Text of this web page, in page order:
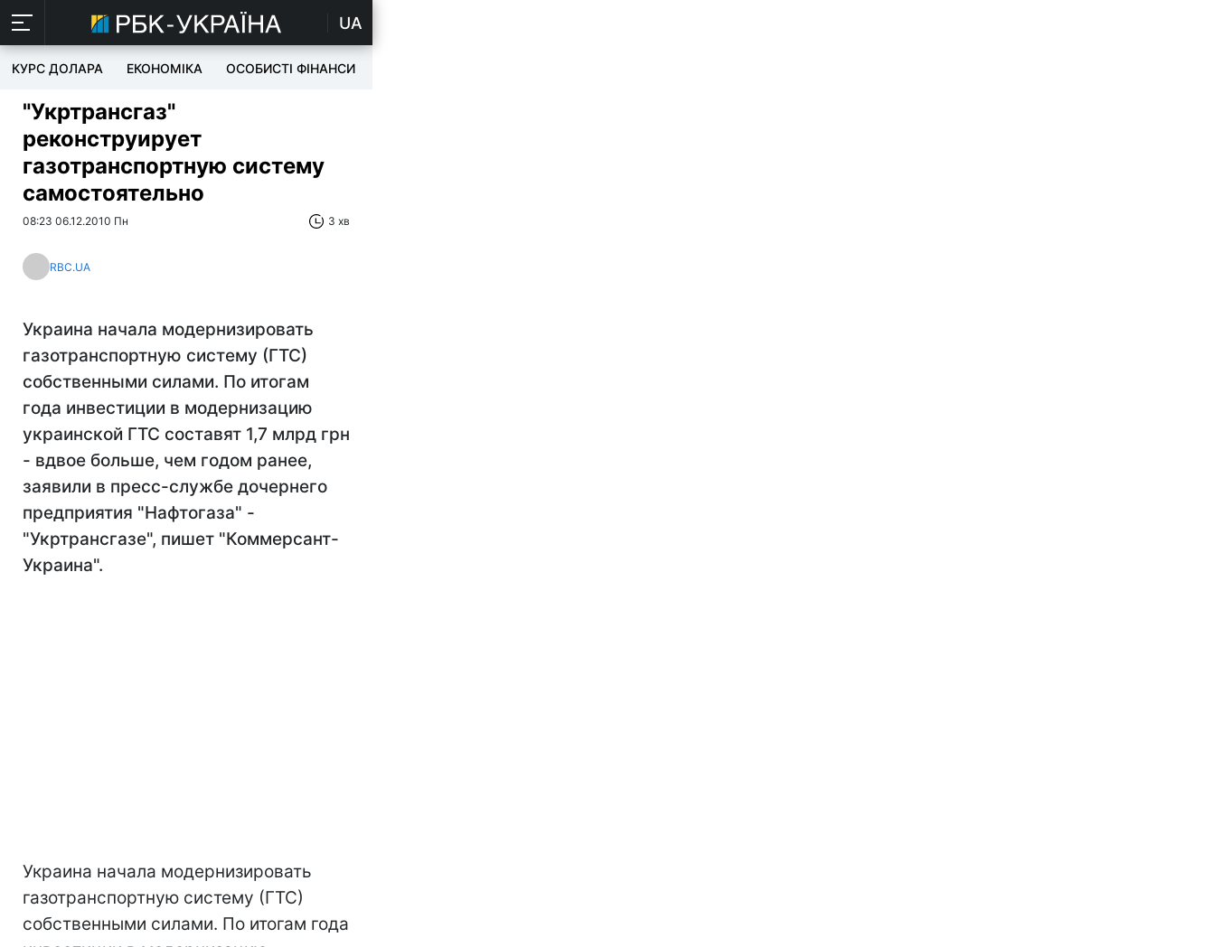
UA
КУРС ДОЛАРА ЕКОНОМІКА ОСОБИСТІ ФІНАНСИ
"Укртрансгаз"
реконструирует
газотранспортную систему
самостоятельно
08:23 06.12.2010 Пн 3 хв
RBC.UA
Украина начала модернизировать
газотранспортную систему (ГТС)
собственными силами. По итогам
года инвестиции в модернизацию
украинской ГТС составят 1,7 млрд грн
- вдвое больше, чем годом ранее,
заявили в пресс-службе дочернего
предприятия "Нафтогаза" -
"Укртрансгазе", пишет "Коммерсант-
Украина".
Украина начала модернизировать
газотранспортную систему (ГТС)
собственными силами. По итогам года